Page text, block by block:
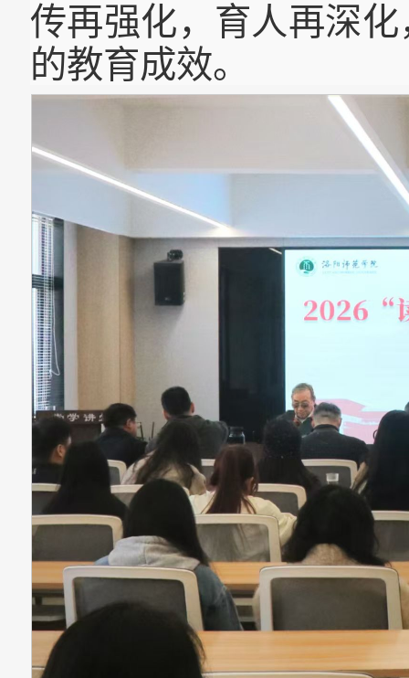
传再强化，育人再深
的教育成效。